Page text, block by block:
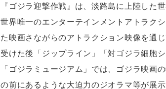
『ゴジラ迎撃作戦』は、淡路島に上陸した
世界唯一のエンターテインメントアトラク
た映画さながらのアトラクション映像を通
受けた後「ジップライン」「対ゴジラ細胞
「ゴジラミュージアム」では、ゴジラ映
の前にあるような大迫力のジオラマ等が展示